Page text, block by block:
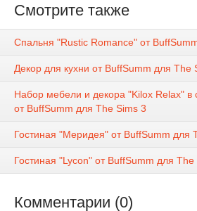
Смотрите также
Спальня "Rustic Romance" от
Декор для кухни от BuffSumm для The
Набор мебели и декора "Kilox Relax" в
от BuffSumm для The Sims 3
Гостиная "Меридея" от BuffSumm для
Гостиная "Lycon" от BuffSumm для
Комментарии (0)